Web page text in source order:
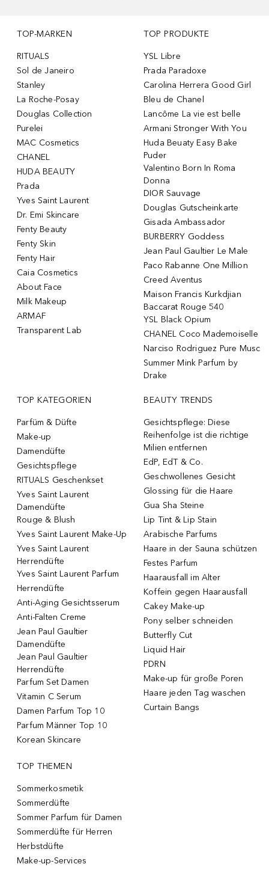
TOP-MARKEN
RITUALS
Sol de Janeiro
Stanley
La Roche-Posay
Douglas Collection
Purelei
MAC Cosmetics
CHANEL
HUDA BEAUTY
Prada
Yves Saint Laurent
Dr. Emi Skincare
Fenty Beauty
Fenty Skin
Fenty Hair
Caia Cosmetics
About Face
Milk Makeup
ARMAF
Transparent Lab
TOP PRODUKTE
YSL Libre
Prada Paradoxe
Carolina Herrera Good Girl
Bleu de Chanel
Lancôme La vie est belle
Armani Stronger With You
Huda Beuaty Easy Bake
Puder
Valentino Born In Roma
Donna
DIOR Sauvage
Douglas Gutscheinkarte
Gisada Ambassador
BURBERRY Goddess
Jean Paul Gaultier Le Male
Paco Rabanne One Million
Creed Aventus
Maison Francis Kurkdjian
Baccarat Rouge 540
YSL Black Opium
CHANEL Coco Mademoiselle
Narciso Rodriguez Pure Musc
Summer Mink Parfum by
Drake
TOP KATEGORIEN
Parfüm & Düfte
Make-up
Damendüfte
Gesichtspflege
RITUALS Geschenkset
Yves Saint Laurent
Damendüfte
Rouge & Blush
Yves Saint Laurent Make-Up
Yves Saint Laurent
Herrendüfte
Yves Saint Laurent Parfum
Herrendüfte
Anti-Aging Gesichtsserum
Anti-Falten Creme
Jean Paul Gaultier
Damendüfte
Jean Paul Gaultier
Herrendüfte
Parfum Set Damen
Vitamin C Serum
Damen Parfum Top 10
Parfum Männer Top 10
Korean Skincare
BEAUTY TRENDS
Gesichtspflege: Diese
Reihenfolge ist die richtige
Milien entfernen
EdP, EdT & Co.
Geschwollenes Gesicht
Glossing für die Haare
Gua Sha Steine
Lip Tint & Lip Stain
Arabische Parfums
Haare in der Sauna schützen
Festes Parfum
Haarausfall im Alter
Koffein gegen Haarausfall
Cakey Make-up
Pony selber schneiden
Butterfly Cut
Liquid Hair
PDRN
Make-up für große Poren
Haare jeden Tag waschen
Curtain Bangs
TOP THEMEN
Sommerkosmetik
Sommerdüfte
Sommer Parfum für Damen
Sommerdüfte für Herren
Herbstdüfte
Make-up-Services